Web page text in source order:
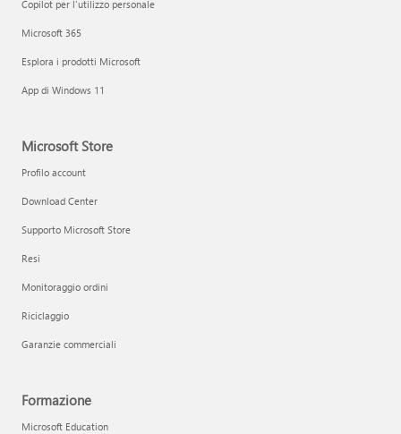
Copilot per l'utilizzo personale
Microsoft 365
Esplora i prodotti Microsoft
App di Windows 11
Microsoft Store
Profilo account
Download Center
Supporto Microsoft Store
Resi
Monitoraggio ordini
Riciclaggio
Garanzie commerciali
Formazione
Microsoft Education